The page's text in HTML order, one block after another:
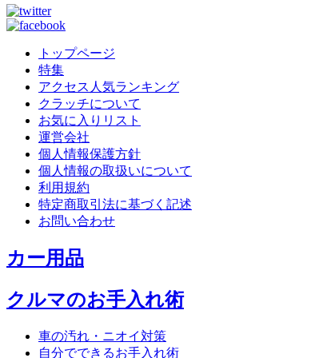
トップページ
特集
アクセス人気ランキング
クラッチについて
お気に入りリスト
運営会社
個人情報保護方針
個人情報の取扱いについて
利用規約
特定商取引法に基づく記述
お問い合わせ
カー用品
クルマのお手入れ術
車の汚れ・ニオイ対策
自分でできるお手入れ術